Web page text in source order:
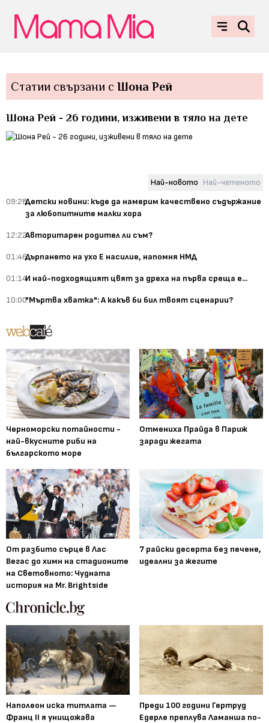
Статии свързани с Шона Рей
Шона Рей - 26 години, изживени в тяло на дете
Най-новото Най-четеното
09:28Детски новини: къде да намерим качествено съдържание
за любопитните малки хора
12:22Авторитарен родител ли съм?
01:46Дърпането на ухо Е насилие, напомня НМД
01:14И най-подходящият цвят за дреха на първа среща е...
10:00"Мъртва хватка": А какъв би бил твоят сценарии?
Черноморски потайности -
най-вкусните риби на
българското море
Отмениха Прайда в Париж
заради жегата
От разбито сърце в Лас
Вегас до химн на стадионите
на Световното: Чудната
история на Mr. Brightside
7 райски десерта без печене,
идеални за жегите
Наполеон иска титлата —
Франц II я унищожава
Преди 100 години Гертруд
Едерле преплува Ламанша по-